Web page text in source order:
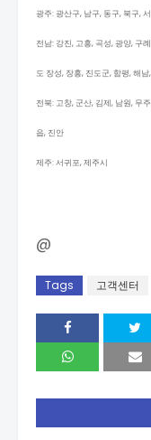
광주: 광산구, 남구, 동구, 북구,
전남: 강진, 고흥, 곡성, 광양, 구
도 장성, 장흥, 진도군, 함평, 해남
전북: 고창, 군산, 김제, 남원, 무
읍, 진안
제주: 서귀포, 제주시
@
Tags 고객센터